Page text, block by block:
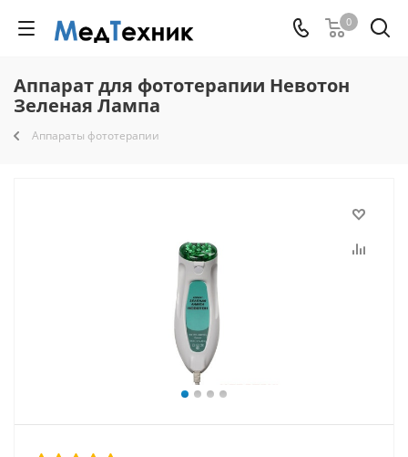
0
Аппарат для фототерапии Невотон
Зеленая Лампа
Аппараты фототерапии